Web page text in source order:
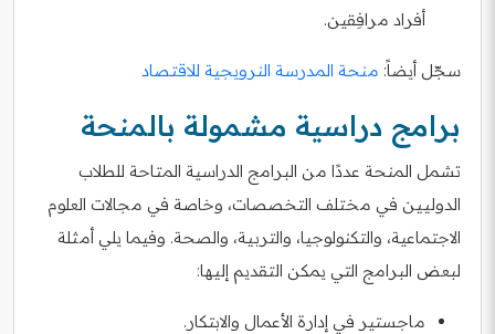
أفراد مرافِقين.
سجّل أيضاً: منحة المدرسة النرويجية للاقتصاد
برامج دراسية مشمولة بالمنحة
تشمل المنحة عددًا من البرامج الدراسية المتاحة للطلاب
الدوليين في مختلف التخصصات، وخاصة في مجالات العلوم
الاجتماعية، والتكنولوجيا، والتربية، والصحة. وفيما يلي أمثلة
لبعض البرامج التي يمكن التقديم إليها:
ماجستير في إدارة الأعمال والابتكار.